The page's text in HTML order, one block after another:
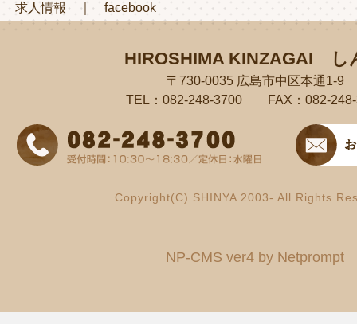
求人情報 ｜ facebook
HIROSHIMA KINZAGAI し
〒730-0035 広島市中区本通1-9
TEL：082-248-3700 FAX：082-248-
Copyright(C) SHINYA 2003- All Rights
NP-CMS ver4 by Netprompt